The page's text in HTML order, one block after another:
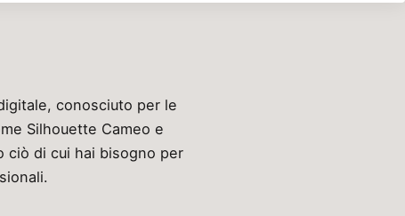
conosciuto per le
Silhouette Cameo e
ciò di cui hai bisogno per